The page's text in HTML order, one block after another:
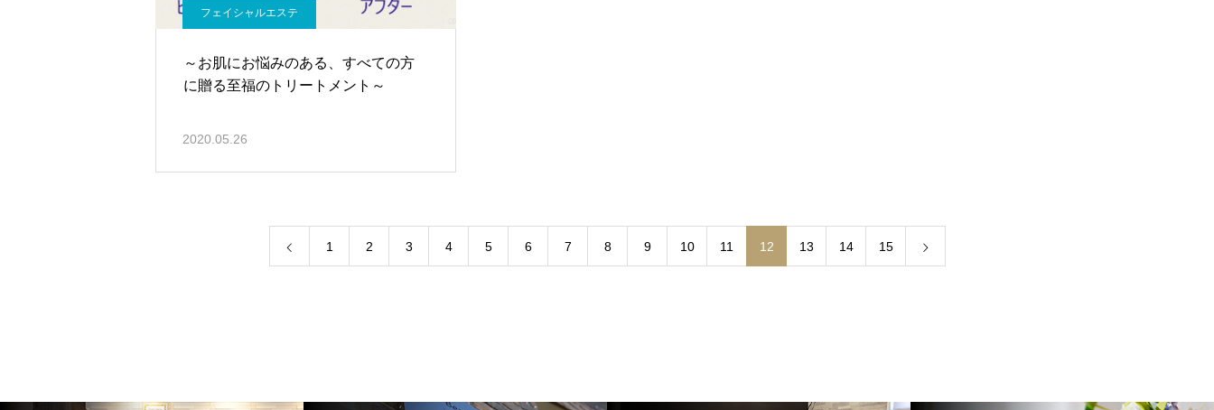
フェイシャルエステ
～お肌にお悩みのある、すべての方
に贈る至福のトリートメント～
2020.05.26
1 2 3 4 5 6 7 8 9 10 11 12 13 14 15